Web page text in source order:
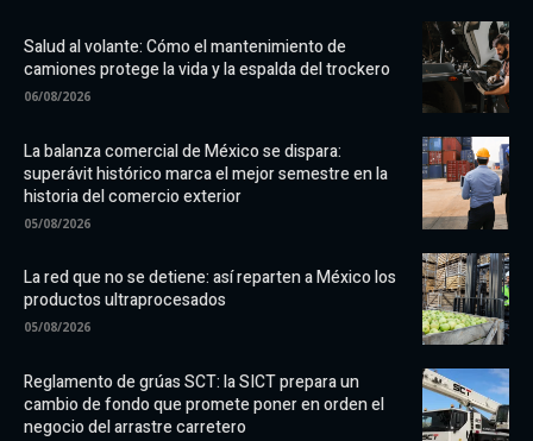
Salud al volante: Cómo el mantenimiento de
camiones protege la vida y la espalda del trockero
06/08/2026
La balanza comercial de México se dispara:
superávit histórico marca el mejor semestre en la
historia del comercio exterior
05/08/2026
La red que no se detiene: así reparten a México los
productos ultraprocesados
05/08/2026
Reglamento de grúas SCT: la SICT prepara un
cambio de fondo que promete poner en orden el
negocio del arrastre carretero